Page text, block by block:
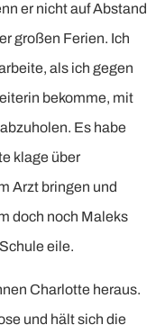
er nicht auf Abstand
großen Ferien. Ich
als ich gegen
bekomme, mit
Es habe
klage über
Arzt bringen und
doch noch Maleks
eile.
Charlotte heraus.
und hält sich die